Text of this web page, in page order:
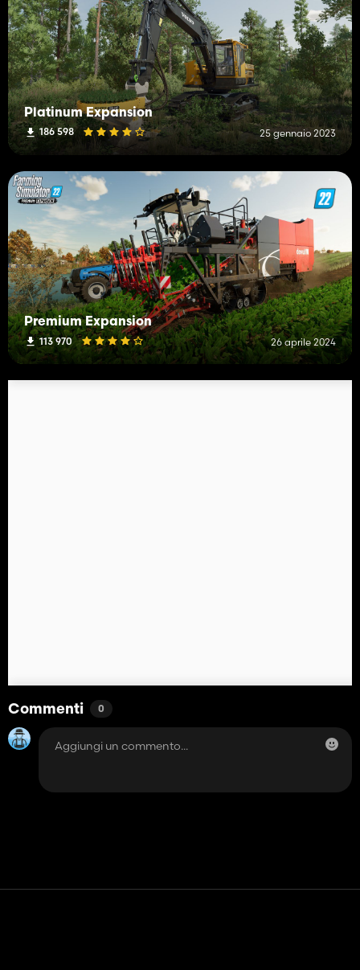
Platinum Expansion
186 598 25 gennaio 2023
Premium Expansion
113 970 26 aprile 2024
Commenti 0